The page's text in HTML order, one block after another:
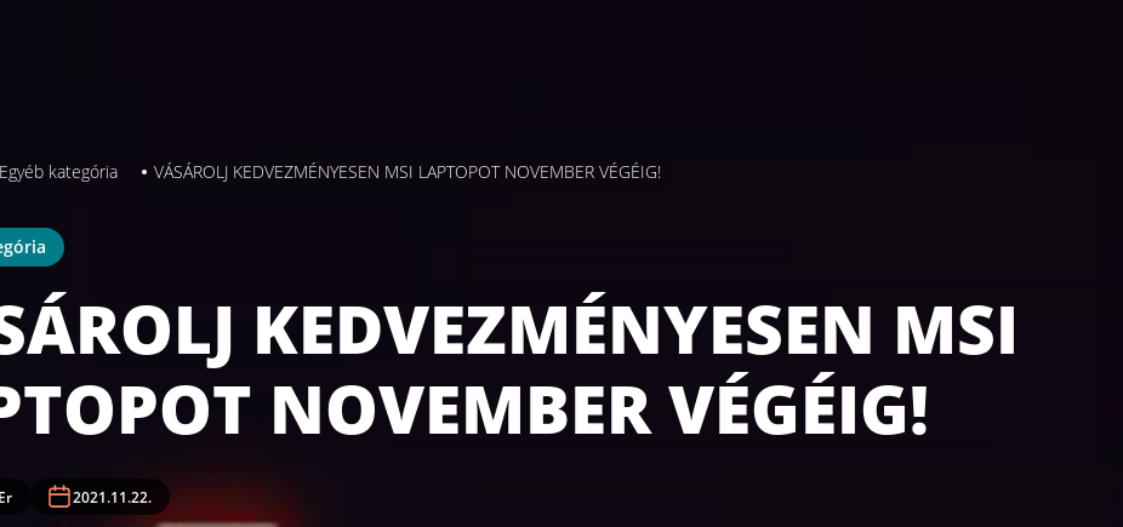
Egyéb kategória VÁSÁROLJ KEDVEZMÉNYESEN MSI LAPTOPOT NOVEMBER VÉGÉIG!
KEDVEZMÉNYESEN MSI
NOVEMBER VÉGÉIG!
2021.11.22.